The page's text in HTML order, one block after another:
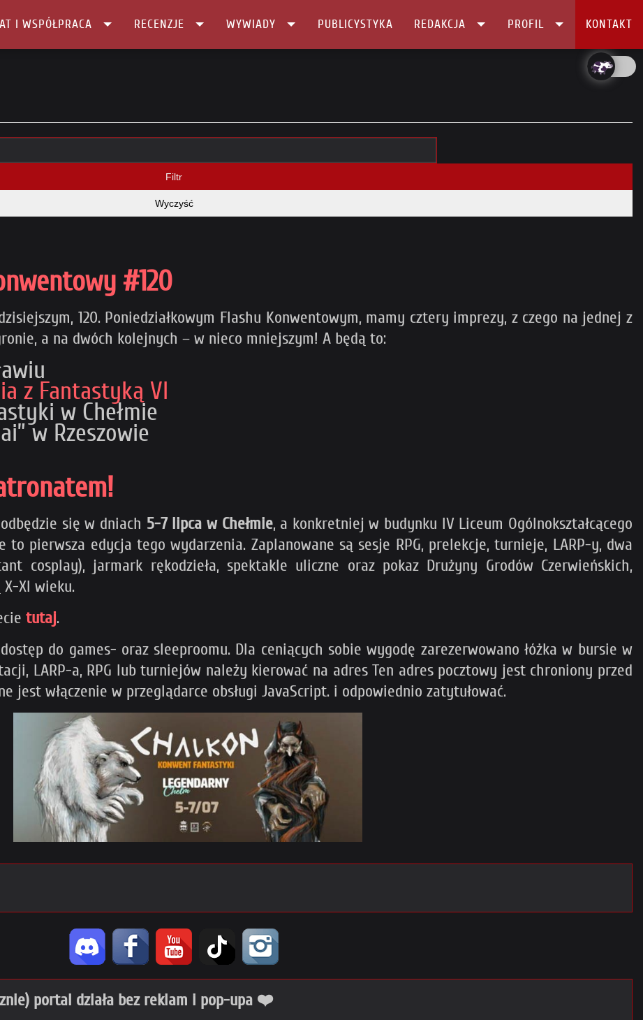
I WSPÓŁPRACA RECENZJE WYWIADY PUBLICYSTYKA REDAKCJA PROFIL KONTAKT
Filtr
Wyczyść
#120
120. Poniedziałkowym Flashu Konwentowym, mamy cztery imprezy, z czego na jednej z
a na dwóch kolejnych – w nieco mniejszym! A będą to:
z Fantastyką VI
w Chełmie
w Rzeszowie
się w dniach 5-7 lipca w Chełmie, a konkretniej w budynku IV Liceum Ogólnokształcącego
pierwsza edycja tego wydarzenia. Zaplanowane są sesje RPG, prelekcje, turnieje, LARP-y, dwa
cosplay), jarmark rękodzieła, spektakle uliczne oraz pokaz Drużyny Grodów Czerwieńskich,
XI wieku.
tutaj.
do games- oraz sleeproomu. Dla ceniących sobie wygodę zarezerwowano łóżka w bursie w
LARP-a, RPG lub turniejów należy kierować na adresTen adres pocztowy jest chroniony przed
jest włączenie w przeglądarce obsługi JavaScript. i odpowiednio zatytułować.
portal działa bez reklam i pop-upa ❤️